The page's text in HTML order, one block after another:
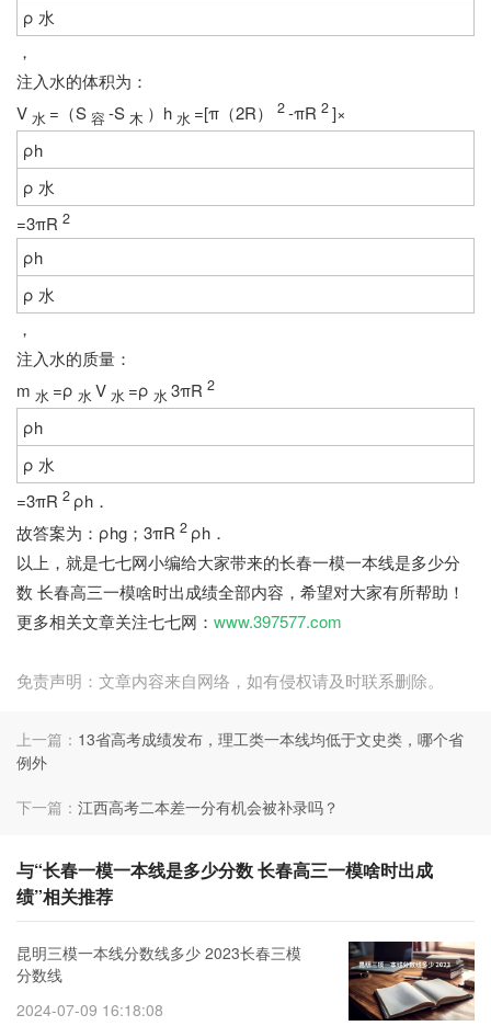
ρ 水
，
注入水的体积为：
V 水 =（S 容 -S 木 ）h 水 =[π（2R） 2-πR 2]×
ρh
ρ 水
=3πR 2
ρh
ρ 水
，
注入水的质量：
m 水 =ρ 水V 水 =ρ 水3πR 2
ρh
ρ 水
=3πR 2 ρh．
故答案为：ρhg；3πR 2 ρh．
以上，就是七七网小编给大家带来的长春一模一本线是多少分
数 长春高三一模啥时出成绩全部内容，希望对大家有所帮助！
更多相关文章关注七七网： www.397577.com
免责声明：文章内容来自网络，如有侵权请及时联系删除。
上一篇： 13省高考成绩发布，理工类一本线均低于文史类，哪个省
例外
下一篇： 江西高考二本差一分有机会被补录吗？
与“长春一模一本线是多少分数 长春高三一模啥时出成
绩”相关推荐
昆明三模一本线分数线多少 2023长春三模
分数线
2024-07-09 16:18:08